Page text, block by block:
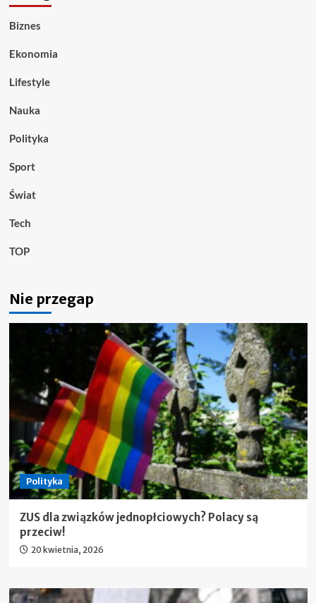
Biznes
Ekonomia
Lifestyle
Nauka
Polityka
Sport
Świat
Tech
TOP
Nie przegap
Polityka
ZUS dla związków jednopłciowych? Polacy są
przeciw!
20 kwietnia, 2026